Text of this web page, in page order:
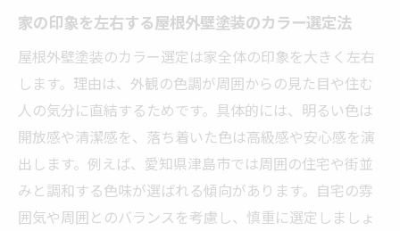
家の印象を左右する屋根外壁塗装のカラー選定法
屋根外壁塗装のカラー選定は家全体の印象を大きく左右
します。理由は、外観の色調が周囲からの見た目や住む
人の気分に直結するためです。具体的には、明るい色は
開放感や清潔感を、落ち着いた色は高級感や安心感を演
出します。例えば、愛知県津島市では周囲の住宅や街並
みと調和する色味が選ばれる傾向があります。自宅の雰
囲気や周囲とのバランスを考慮し、慎重に選定しましょ